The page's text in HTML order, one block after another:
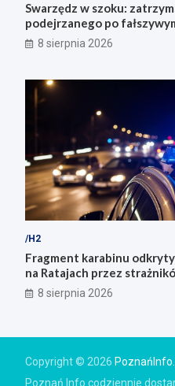
Swarzędz w szoku:
podejrzanego po
bombowym na stacji
8 sierpnia 2026
/H2
Fragment karabinu
na Ratajach przez
8 sierpnia 2026
Copyright © 2026
Poznań Info codziennie